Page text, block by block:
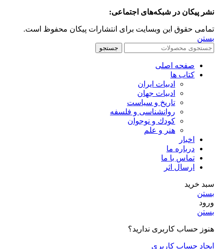
نشر پیکان در شبکه‌های اجتماعی:
تمامی حقوق این وبسایت برای انتشارات پیکان محفوظ است.
بستن
جستجو
صفحه اصلی
کتاب ها
ادبیات ایران
ادبیات جهان
تاریخ و سیاست
روانشناسی و فلسفه
کودك و نوجوان
هنر و علم
اخبار
درباره ما
تماس با ما
ارسال اثر
سبد خرید
بستن
ورود
بستن
هنوز حساب کاربری ندارید؟
ایجاد حساب کاربری